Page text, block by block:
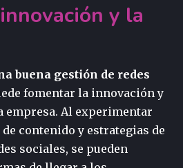
y la
buena gestión de redes
fomentar la innovación y
empresa. Al experimentar
contenido y estrategias de
sociales, se pueden